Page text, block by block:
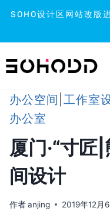
SOHO设计区网站改版
到
办公空间 工作室
办公室
厦门·“寸匠
间设计
作者anjing 2019年12月